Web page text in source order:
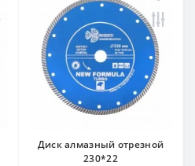
Диск алмазный отрезной
230*22